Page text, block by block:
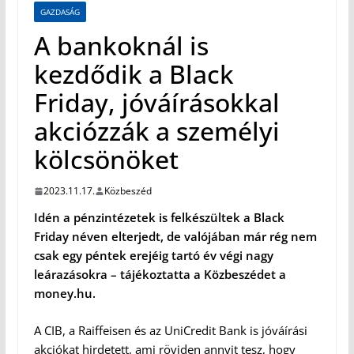
GAZDASÁG
A bankoknál is
kezdődik a Black
Friday, jóváírásokkal
akciózzák a személyi
kölcsönöket
2023.11.17. Közbeszéd
Idén a pénzintézetek is felkészültek a Black
Friday néven elterjedt, de valójában már rég nem
csak egy péntek erejéig tartó év végi nagy
leárazásokra – tájékoztatta a Közbeszédet a
money.hu.
A CIB, a Raiffeisen és az UniCredit Bank is jóváírási
akciókat hirdetett, ami röviden annyit tesz, hogy